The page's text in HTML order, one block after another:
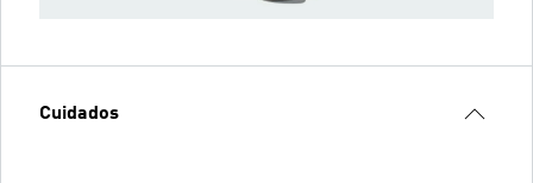
Cuidados